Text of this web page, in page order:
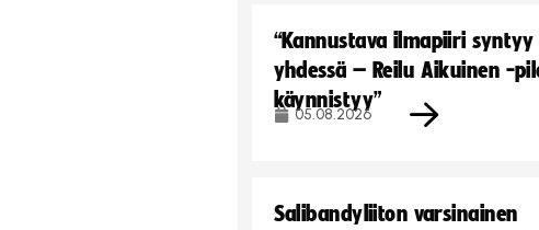
“Kannustava ilmapiiri syntyy
yhdessä – Reilu Aikuinen -
käynnistyy”
05.08.2026
Salibandyliiton varsinainen